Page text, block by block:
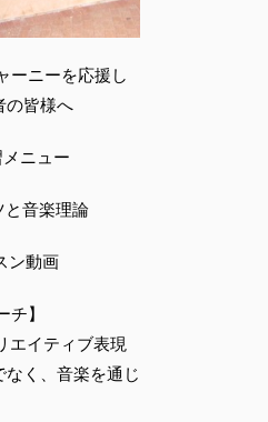
ーニーを応援し
の皆様へ
ニュー
と音楽理論
ン動画
チ】
エイティブ表現
なく、音楽を通じ